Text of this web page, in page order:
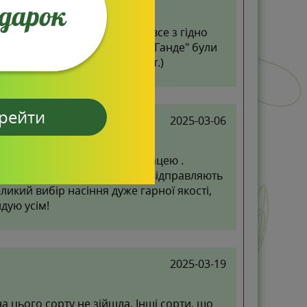
у Вас замовлення, пришло все з гідно
з насінням томатів " Ріо Ганде" були
без насіння ( 2 пак. По 250шт.)
2025-03-06
, дуже задоволена співпрацею .
низькі, опрацьовують та відправляють
вибір насіння дуже гарної якості,
усім!
2025-03-19
цього сорту не зійшла. Інші сорти, що